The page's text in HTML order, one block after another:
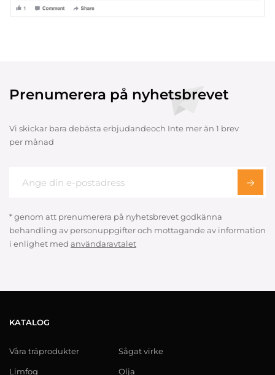
Prenumerera på nyhetsbrevet
Vi skickar bara debästa erbjudandeoch Inte mer än 1 brev
per månad
* genom att prenumerera på nyhetsbrevet godkänna
behandling av personuppgifter och mottagande av information
i enlighet med användaravtalet
KATALOG
Våra träprodukter
Limfog
Sågat virke
Olja